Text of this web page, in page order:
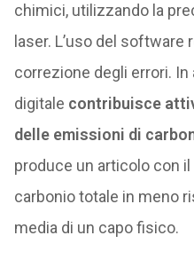
chimici, utilizzando la
laser. L’uso del software
correzione degli errori. In
digitale contribuisce
delle emissioni di
produce un articolo con il
carbonio totale in meno
media di un capo fisico.